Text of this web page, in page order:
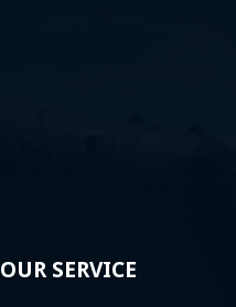
OUR SERVICE